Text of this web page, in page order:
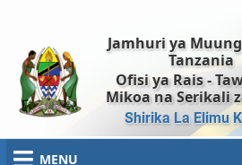
Jamhuri ya
Tanzania
Ofisi ya Rais -
Mikoa na Serikali
Shirika La Elimu
MENU